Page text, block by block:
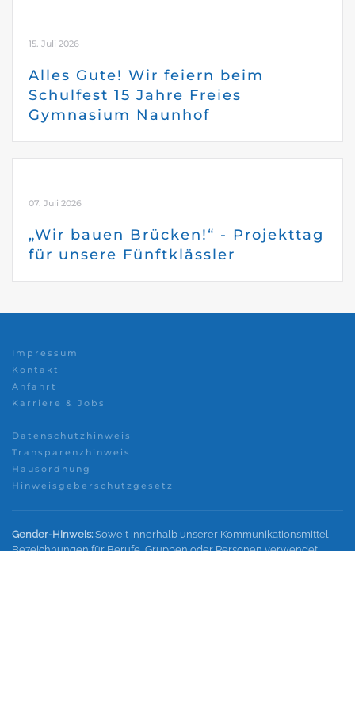
15. Juli 2026
Alles Gute! Wir feiern beim
Schulfest 15 Jahre Freies
Gymnasium Naunhof
07. Juli 2026
„Wir bauen Brücken!“ - Projekttag
für unsere Fünftklässler
Impressum
Kontakt
Anfahrt
Karriere & Jobs
Datenschutzhinweis
Transparenzhinweis
Hausordnung
Hinweisgeberschutzgesetz
Gender-Hinweis: Soweit innerhalb unserer Kommunikationsmittel
Bezeichnungen für Berufe, Gruppen oder Personen verwendet